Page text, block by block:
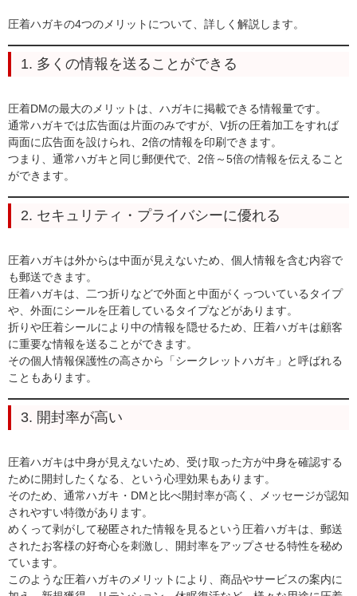
圧着ハガキの4つのメリットについて、詳しく解説します。
1. 多くの情報を送ることができる
圧着DMの最大のメリットは、ハガキに掲載できる情報量です。
通常ハガキでは広告面は片面のみですが、V折の圧着加工をすれば
両面に広告面を設けられ、2倍の情報を印刷できます。
つまり、通常ハガキと同じ郵便代で、2倍～5倍の情報を伝えること
ができます。
2. セキュリティ・プライバシーに優れる
圧着ハガキは外からは中面が見えないため、個人情報を含む内容で
も郵送できます。
圧着ハガキは、二つ折りなどで外面と中面がくっついているタイプ
や、外面にシールを圧着しているタイプなどがあります。
折りや圧着シールにより中の情報を隠せるため、圧着ハガキは顧客
に重要な情報を送ることができます。
その個人情報保護性の高さから「シークレットハガキ」と呼ばれる
こともあります。
3. 開封率が高い
圧着ハガキは中身が見えないため、受け取った方が中身を確認する
ために開封したくなる、という心理効果もあります。
そのため、通常ハガキ・DMと比べ開封率が高く、メッセージが認知
されやすい特徴があります。
めくって剥がして秘匿された情報を見るという圧着ハガキは、郵送
されたお客様の好奇心を刺激し、開封率をアップさせる特性を秘め
ています。
このような圧着ハガキのメリットにより、商品やサービスの案内に